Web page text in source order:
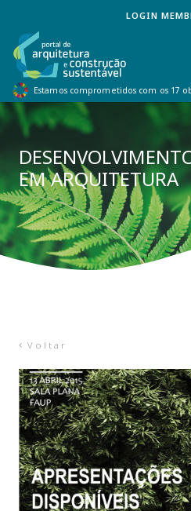
LOGIN
Estamos comprometidos com os 17
EM ARQUITETURA
Voltar